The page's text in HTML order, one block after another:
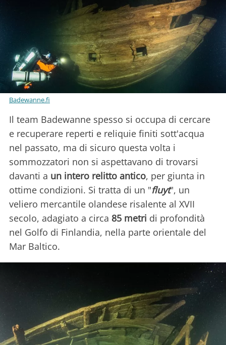
Badewanne.fi
Il team Badewanne spesso si occupa di cercare
e recuperare reperti e reliquie finiti sott'acqua
nel passato, ma di sicuro questa volta i
sommozzatori non si aspettavano di trovarsi
davanti a un intero relitto antico, per giunta in
ottime condizioni. Si tratta di un "fluyt", un
veliero mercantile olandese risalente al XVII
secolo, adagiato a circa 85 metri di profondità
nel Golfo di Finlandia, nella parte orientale del
Mar Baltico.